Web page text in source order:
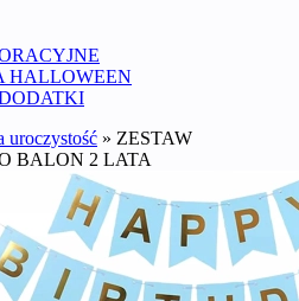
HALLOWEEN
uroczystość » ZESTAW
BALON 2 LATA